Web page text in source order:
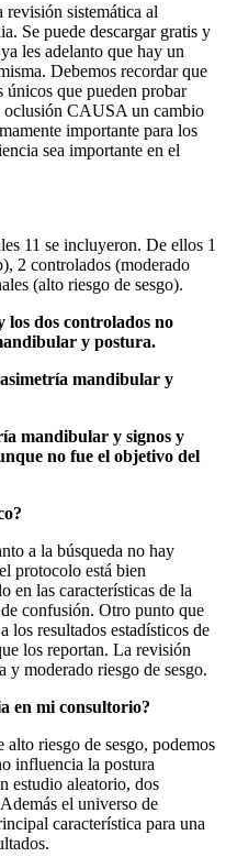
revisión sistemática al
Se puede descargar gratis y
les adelanto que hay un
Debemos recordar que
únicos que pueden probar
oclusión CAUSA un cambio
importante para los
sea importante en el
11 se incluyeron. De ellos 1
2 controlados (moderado
(alto riesgo de sesgo).
los dos controlados no
y postura.
mandibular y
mandibular y signos y
no fue el objetivo del
a la búsqueda no hay
protocolo está bien
en las características de la
confusión. Otro punto que
los resultados estadísticos de
los reportan. La revisión
y moderado riesgo de sesgo.
en mi consultorio?
alto riesgo de sesgo, podemos
influencia la postura
estudio aleatorio, dos
el universo de
característica para una